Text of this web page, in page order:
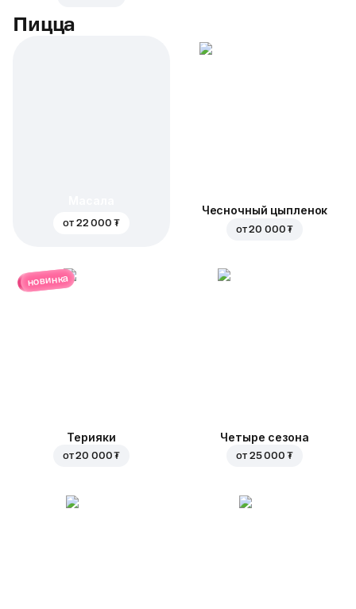
Пицца
от 22 000 ₮
Чесночный цыпленок
от20 000 ₮
новинка
Терияки
от20 000 ₮
Четыре сезона
от 25 000 ₮